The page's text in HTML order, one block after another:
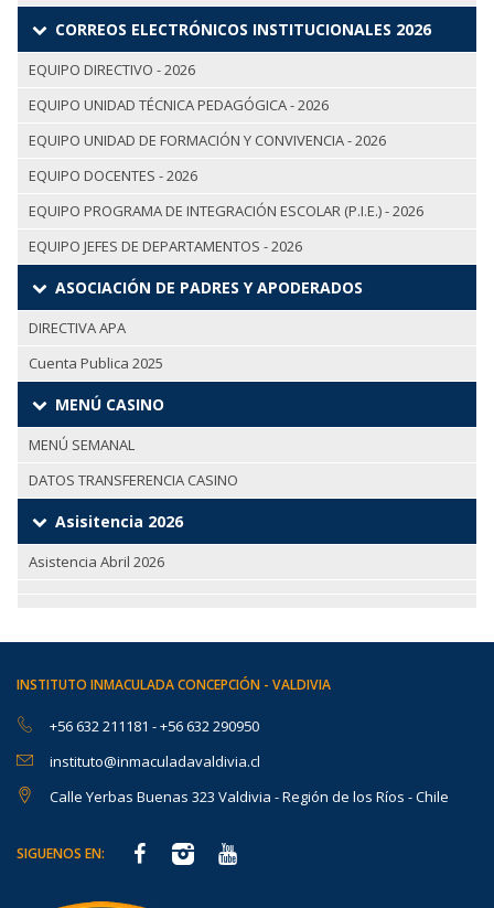
CORREOS ELECTRÓNICOS INSTITUCIONALES 2026
EQUIPO DIRECTIVO - 2026
EQUIPO UNIDAD TÉCNICA PEDAGÓGICA - 2026
EQUIPO UNIDAD DE FORMACIÓN Y CONVIVENCIA - 2026
EQUIPO DOCENTES - 2026
EQUIPO PROGRAMA DE INTEGRACIÓN ESCOLAR (P.I.E.) - 2026
EQUIPO JEFES DE DEPARTAMENTOS - 2026
ASOCIACIÓN DE PADRES Y APODERADOS
DIRECTIVA APA
Cuenta Publica 2025
MENÚ CASINO
MENÚ SEMANAL
DATOS TRANSFERENCIA CASINO
Asisitencia 2026
Asistencia Abril 2026
INSTITUTO INMACULADA CONCEPCIÓN - VALDIVIA
+56 632 211181 -+56 632 290950
instituto@inmaculadavaldivia.cl
Calle Yerbas Buenas 323 Valdivia - Región de los Ríos - Chile
SIGUENOS EN: